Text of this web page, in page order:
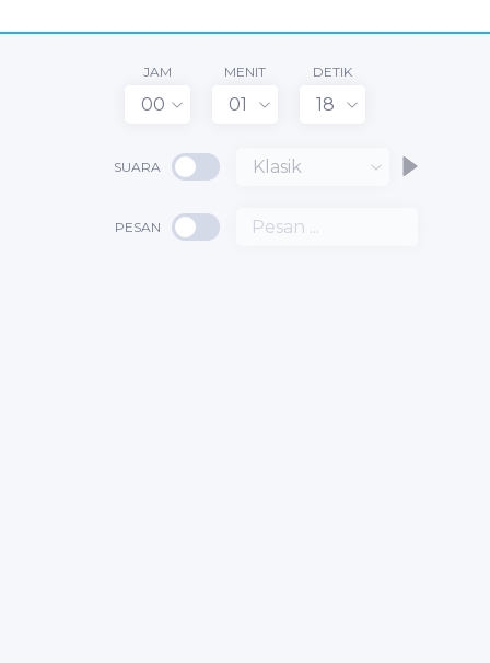
JAM
00
MENIT
01
DETIK
18
SUARA Klasik
PESAN